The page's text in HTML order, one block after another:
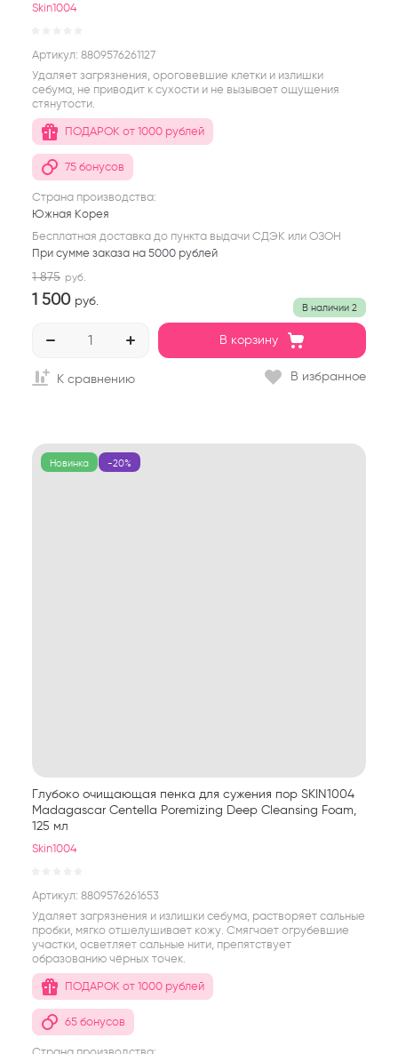
Skin1004
Артикул: 8809576261127
Удаляет загрязнения, ороговевшие клетки и излишки
себума, не приводит к сухости и не вызывает ощущения
стянутости.
ПОДАРОК от 1000 рублей
75 бонусов
Страна производства:
Южная Корея
Бесплатная доставка до пункта выдачи СДЭК или ОЗОН
При сумме заказа на 5000 рублей
В наличии 2
1 875 руб.
1 500 руб.
В корзину
К сравнению В избранное
Новинка -20%
Глубоко очищающая пенка для сужения пор SKIN1004
Madagascar Centella Poremizing Deep Cleansing Foam,
125 мл
Skin1004
Артикул: 8809576261653
Удаляет загрязнения и излишки себума, растворяет сальные
пробки, мягко отшелушивает кожу. Смягчает огрубевшие
участки, осветляет сальные нити, препятствует
образованию чёрных точек.
ПОДАРОК от 1000 рублей
65 бонусов